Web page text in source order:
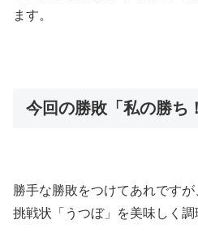
ます。
今回の勝敗「私の勝ち
勝手な勝敗をつけてあれです
挑戦状「うつぼ」を美味しく調